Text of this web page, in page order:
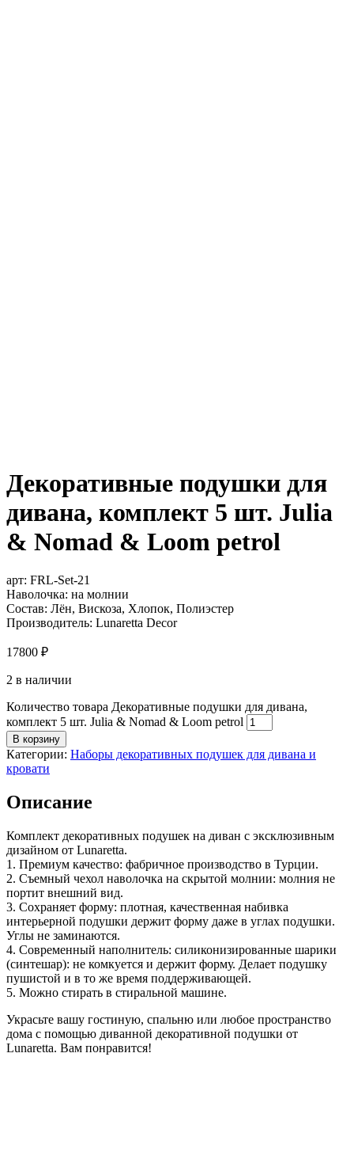
Декоративные подушки для
дивана, комплект 5 шт. Julia
& Nomad & Loom petrol
арт: FRL-Set-21
Наволочка: на молнии
Состав: Лён, Вискоза, Хлопок, Полиэстер
Производитель: Lunaretta Decor
17800 ₽
2 в наличии
Количество товара Декоративные подушки для дивана,
комплект 5 шт. Julia & Nomad & Loom petrol
В корзину
Категории: Наборы декоративных подушек для дивана и
кровати
Описание
Комплект декоративных подушек на диван с эксклюзивным
дизайном от Lunaretta.
1. Премиум качество: фабричное производство в Турции.
2. Съемный чехол наволочка на скрытой молнии: молния не
портит внешний вид.
3. Сохраняет форму: плотная, качественная набивка
интерьерной подушки держит форму даже в углах подушки.
Углы не заминаются.
4. Современный наполнитель: cиликонизированные шарики
(синтешар): не комкуется и держит форму. Делает подушку
пушистой и в то же время поддерживающей.
5. Можно стирать в стиральной машине.
Украсьте вашу гостиную, спальню или любое пространство
дома с помощью диванной декоративной подушки от
Lunaretta. Вам понравится!